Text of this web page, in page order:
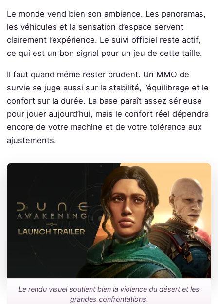
Le monde vend bien son ambiance. Les panoramas,
les véhicules et la sensation d’espace servent
clairement l’expérience. Le suivi officiel reste actif,
ce qui est un bon signal pour un jeu de cette taille.
Il faut quand même rester prudent. Un MMO de
survie se juge aussi sur la stabilité, l’équilibrage et le
confort sur la durée. La base paraît assez sérieuse
pour jouer aujourd’hui, mais le confort réel dépendra
encore de votre machine et de votre tolérance aux
ajustements.
Le rendu visuel soutient bien la violence du désert et les
grandes confrontations.